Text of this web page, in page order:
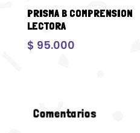
PRISMA B COMPRENSION
LECTORA
$ 95.000
Comentarios